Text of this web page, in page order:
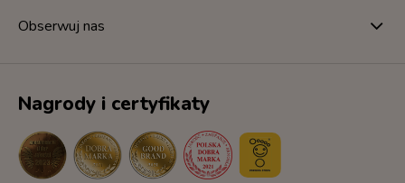
Obserwuj nas
Nagrody i certyfikaty